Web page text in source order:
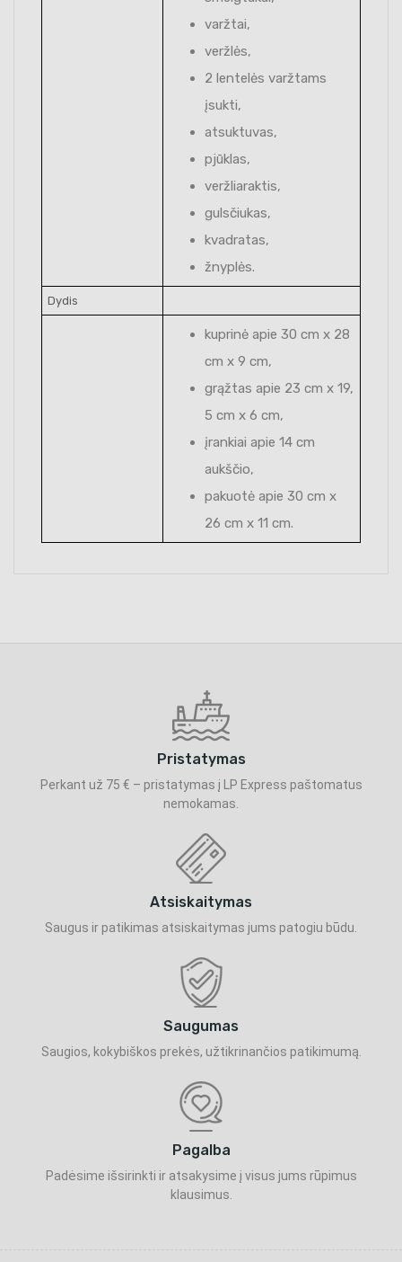
varžtai,
veržlės,
2 lentelės varžtams
įsukti,
atsuktuvas,
pjūklas,
veržliaraktis,
gulsčiukas,
kvadratas,
žnyplės.
Dydis
kuprinė apie 30 cm x 28
cm x 9 cm,
grąžtas apie 23 cm x 19,
5 cm x 6 cm,
įrankiai apie 14 cm
aukščio,
pakuotė apie 30 cm x
26 cm x 11 cm.
Pristatymas
Perkant už 75 € – pristatymas į LP Express paštomatus
nemokamas.
Atsiskaitymas
Saugus ir patikimas atsiskaitymas jums patogiu būdu.
Saugumas
Saugios, kokybiškos prekės, užtikrinančios patikimumą.
Pagalba
Padėsime išsirinkti ir atsakysime į visus jums rūpimus
klausimus.